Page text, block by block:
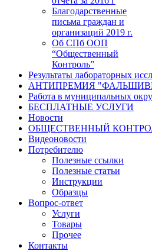
Благодарственные
письма граждан и
организаций 2019 г.
Об СПб ООП
“Общественный
Контроль”
Результаты лабораторных
АНТИПРЕМИЯ
Работа в муниципальных
БЕСПЛАТНЫЕ УСЛУГИ
Новости
ОБЩЕСТВЕННЫЙ
Видеоновости
Потребителю
Полезные ссылки
Полезные статьи
Инструкции
Образцы
Вопрос-ответ
Услуги
Товары
Прочее
Контакты